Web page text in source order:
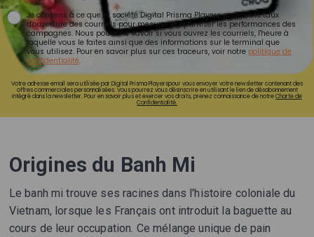
Je consens à ce que la société Digital Prisma Players analyse le taux
d'ouverture des courriels pour mesurer et optimiser les performances des
campagnes. Nous pourrons savoir si vous ouvrez les courriels, l'heure à
laquelle vous le faites ainsi que des informations sur le terminal que
vous utilisez. Pour en savoir plus sur ces traceurs, voir notre politique de
confidentialité.
Votre adresse email sera utilisée par Digital Prisma Playerspour vous envoyer votre newsletter contenant des
offres commerciales personnalisées. Vous pourrez vous désinscrire en utilisant le lien de désabonnement
intégré dans la newsletter. Pour en savoir plus et exercer vos droits, prenez connaissance de notreCharte de
Confidentialité.
Origines du Banh Mi
Le banh mi trouve ses racines dans l'histoire coloniale du
Vietnam, lorsque les Français ont introduit la baguette au
cours de leur occupation. Ce mélange unique de pain